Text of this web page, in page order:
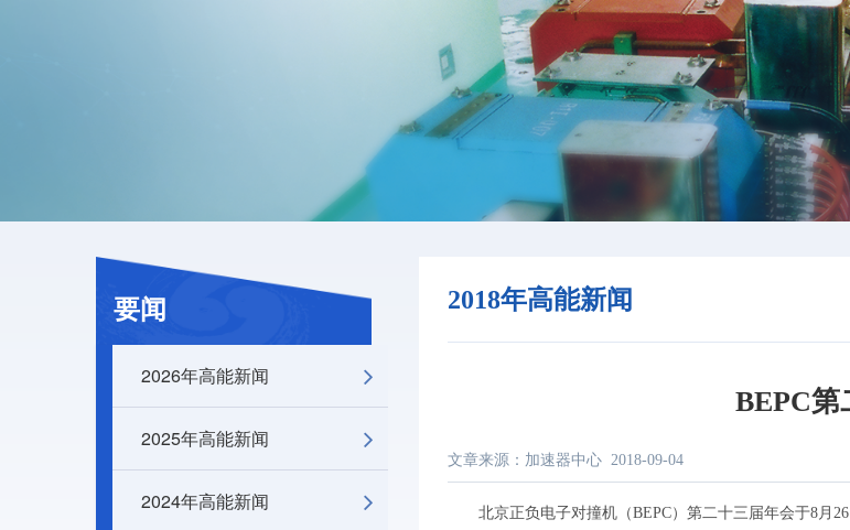
要闻
2026年高能新闻
2025年高能新闻
2024年高能新闻
2018年高能新闻
BEPC第
文章来源：加速器中心 2018-09-04
北京正负电子对撞机（BEPC）第二十三届年会于8月 26